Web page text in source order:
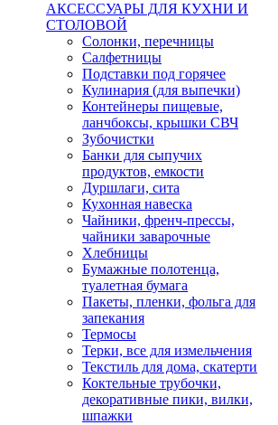
АКСЕССУАРЫ ДЛЯ КУХНИ И
СТОЛОВОЙ
Солонки, перечницы
Салфетницы
Подставки под горячее
Кулинария (для выпечки)
Контейнеры пищевые,
ланчбоксы, крышки СВЧ
Зубочистки
Банки для сыпучих
продуктов, емкости
Дуршлаги, сита
Кухонная навеска
Чайники, френч-прессы,
чайники заварочные
Хлебницы
Бумажные полотенца,
туалетная бумага
Пакеты, пленки, фольга для
запекания
Термосы
Терки, все для измельчения
Текстиль для дома, скатерти
Коктельные трубочки,
декоративные пики, вилки,
шпажки